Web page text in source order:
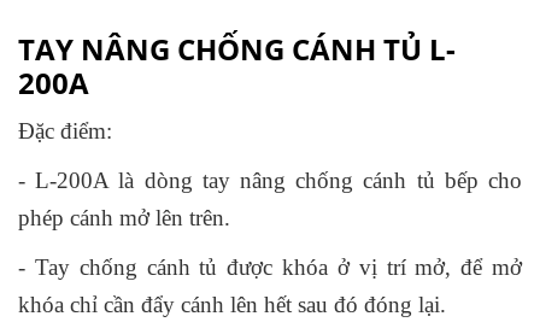
TAY NÂNG CHỐNG CÁNH TỦ L-
200A
Đặc điểm:
- L-200A là dòng tay nâng chống cánh tủ bếp cho
phép cánh mở lên trên.
- Tay chống cánh tủ được khóa ở vị trí mở, để mở
khóa chỉ cần đẩy cánh lên hết sau đó đóng lại.